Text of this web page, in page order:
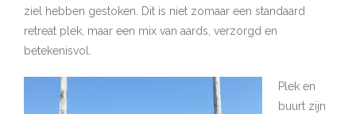
ziel hebben gestoken. Dit is niet zomaar een standaard
retreat plek, maar een mix van aards, verzorgd en
betekenisvol.
Plek en
buurt zijn